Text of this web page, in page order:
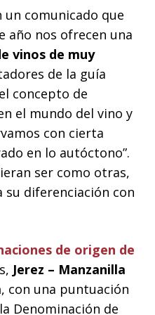
un comunicado que
año nos ofrecen una
vinos de muy
de la guía
concepto de
el mundo del vino y
con cierta
en lo autóctono”.
ser como otras,
su diferenciación con
de origen de
Jerez – Manzanilla
, con una puntuación
Denominación de